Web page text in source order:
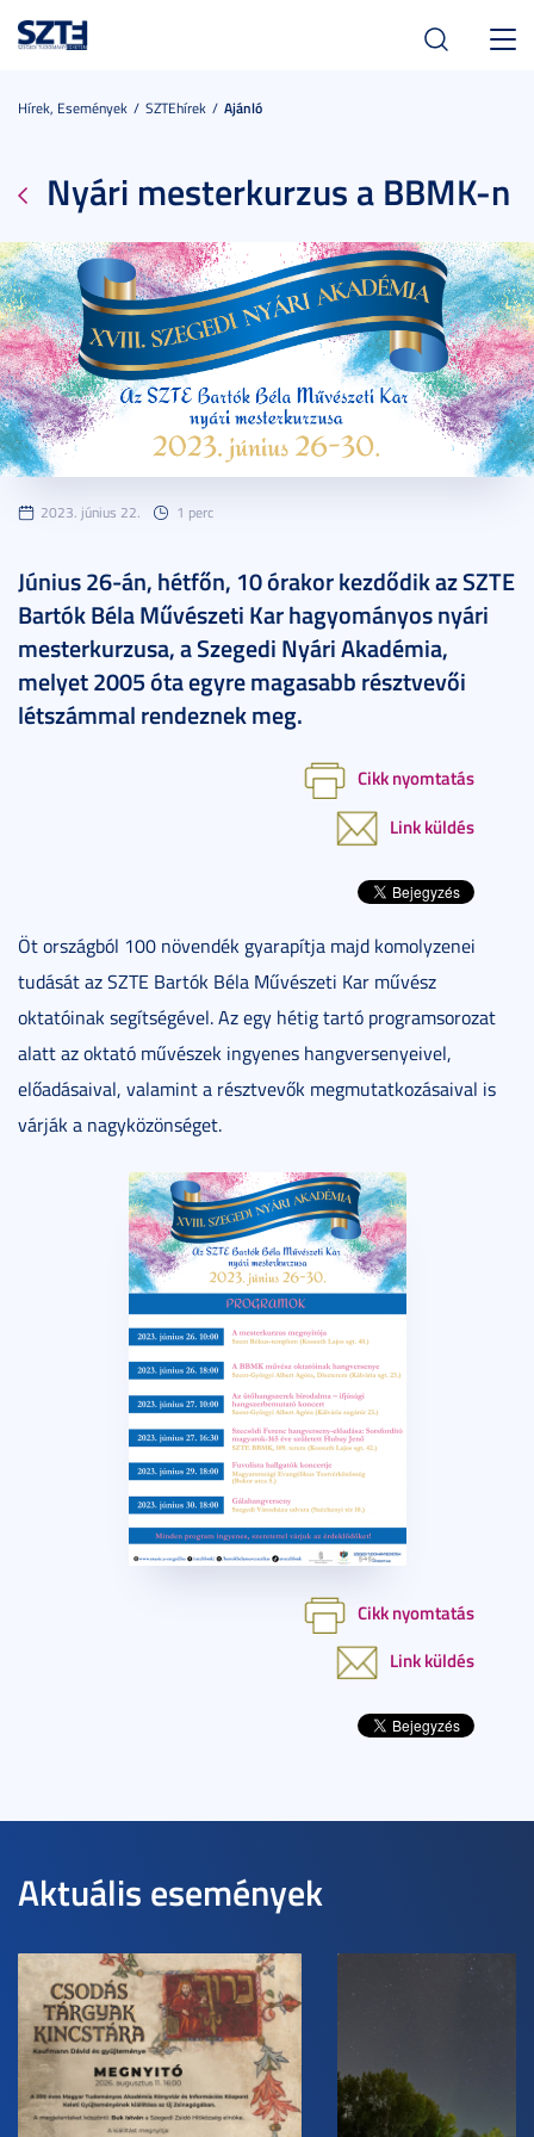
Hírek, Események SZTEhírek Ajánló
Nyári mesterkurzus a BBMK-n
2023. június 22. 1 perc
Június 26-án, hétfőn, 10 órakor kezdődik az SZTE
Bartók Béla Művészeti Kar hagyományos nyári
mesterkurzusa, a Szegedi Nyári Akadémia,
melyet 2005 óta egyre magasabb résztvevői
létszámmal rendeznek meg.
Cikk nyomtatás
Link küldés
Öt országból 100 növendék gyarapítja majd komolyzenei
tudását az SZTE Bartók Béla Művészeti Kar művész
oktatóinak segítségével. Az egy hétig tartó programsorozat
alatt az oktató művészek ingyenes hangversenyeivel,
előadásaival, valamint a résztvevők megmutatkozásaival is
várják a nagyközönséget.
Cikk nyomtatás
Link küldés
Aktuális események